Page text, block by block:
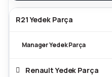
R21 Yedek Parça
Manager Yedek Parça
Renault Yedek Parça